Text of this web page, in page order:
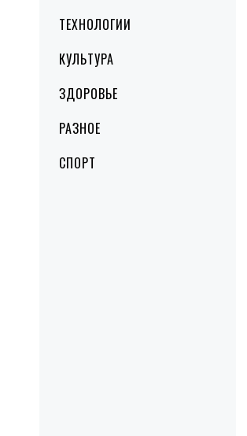
ТЕХНОЛОГИИ
КУЛЬТУРА
ЗДОРОВЬЕ
РАЗНОЕ
СПОРТ